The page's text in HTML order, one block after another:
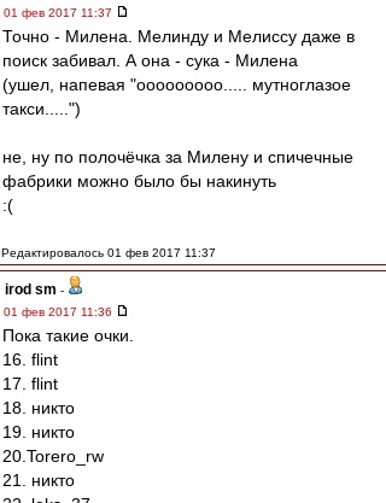
01 фев 2017 11:37
Точно - Милена. Мелинду и Мелиссу даже в
поиск забивал. А она - сука - Милена
(ушел, напевая "ооооооооо..... мутноглазое
такси.....")
не, ну по полочёчка за Милену и спичечные
фабрики можно было бы накинуть
:(
Редактировалось 01 фев 2017 11:37
irod sm -
01 фев 2017 11:36
Пока такие очки.
16. flint
17. flint
18. никто
19. никто
20.Torero_rw
21. никто